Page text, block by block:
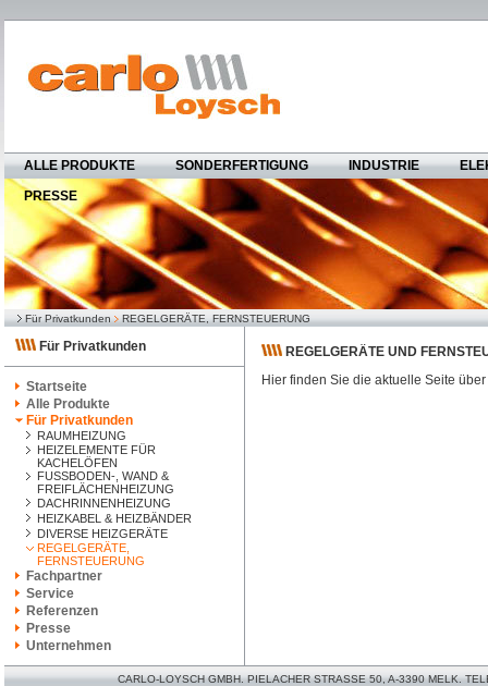
ALLE PRODUKTE SONDERFERTIGUNG INDUSTRIE
PRESSE
Für Privatkunden REGELGERÄTE, FERNSTEUERUNG
Für Privatkunden
Startseite
Alle Produkte
Für Privatkunden
RAUMHEIZUNG
HEIZELEMENTE FÜR
KACHELÖFEN
FUSSBODEN-, WAND &
FREIFLÄCHENHEIZUNG
DACHRINNENHEIZUNG
HEIZKABEL & HEIZBÄNDER
DIVERSE HEIZGERÄTE
REGELGERÄTE,
FERNSTEUERUNG
Fachpartner
Service
Referenzen
Presse
Unternehmen
REGELGERÄTE UND
Hier finden Sie die aktuelle Seite
CARLO-LOYSCH GMBH. PIELACHER STRASSE 50, A-3390 MELK.